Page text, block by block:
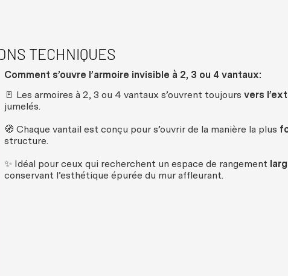
TECHNIQUES
Comment s’ouvre l’armoire invisible à 2, 3 ou 4 vantaux:
🚪 Les armoires à 2, 3 ou 4 vantaux s’ouvrent toujours vers
jumelés.
🧭 Chaque vantail est conçu pour s’ouvrir de la manière la plus
structure.
✨ Idéal pour ceux qui recherchent un espace de rangement
conservant l’esthétique épurée du mur affleurant.